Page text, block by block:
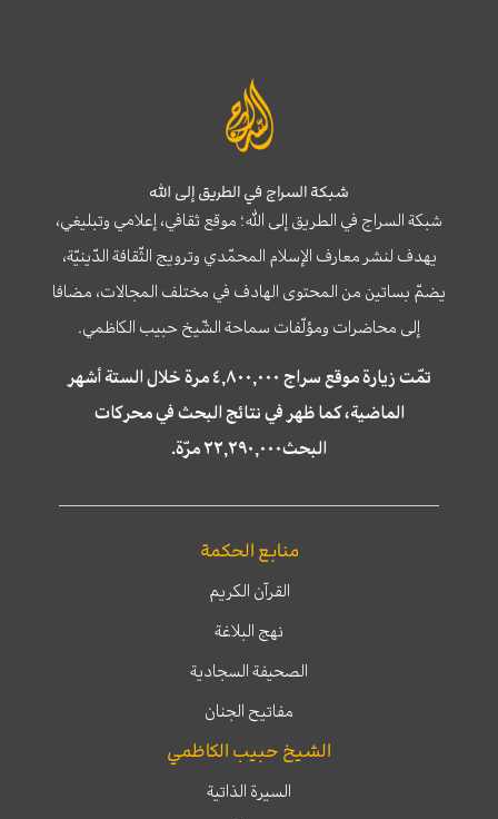
شبكة السراج في الطريق إلى الله
شبكة السراج في الطريق إلى الله؛ موقع ثقافي، إعلامي وتبليغي،
يهدف لنشر معارف الإسلام المحمّدي وترويج الثّقافة الدّينيّة،
يضمّ بساتين من المحتوى الهادف في مختلف المجالات، مضافا
إلى محاضرات ومؤلّفات سماحة الشّيخ حبيب الكاظمي.
تمّت زيارة موقع سراج ٤,٨٠٠,٠٠٠ مرة خلال الستة أشهر
الماضية، كما ظهر في نتائج البحث في محركات
البحث٢٢,٢٩٠,٠٠٠ مرّة.
منابع الحكمة
القرآن الكريم
نهج البلاغة
الصحيفة السجادية
مفاتيح الجنان
الشيخ حبيب الكاظمي
السيرة الذاتية